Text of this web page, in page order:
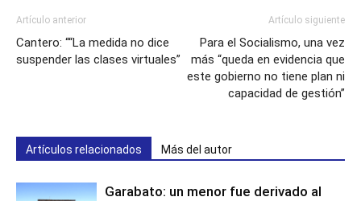
Artículo anterior
Cantero: ““La medida no dice
suspender las clases virtuales”
Artículo siguiente
Para el Socialismo, una vez
más “queda en evidencia que
este gobierno no tiene plan ni
capacidad de gestión”
Artículos relacionados Más del autor
Garabato: un menor fue derivado al